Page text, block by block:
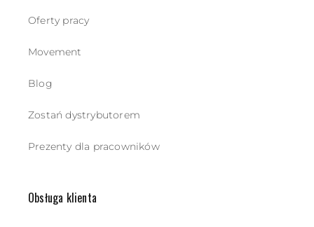
Oferty pracy
Movement
Blog
Zostań dystrybutorem
Prezenty dla pracowników
Obsługa klienta